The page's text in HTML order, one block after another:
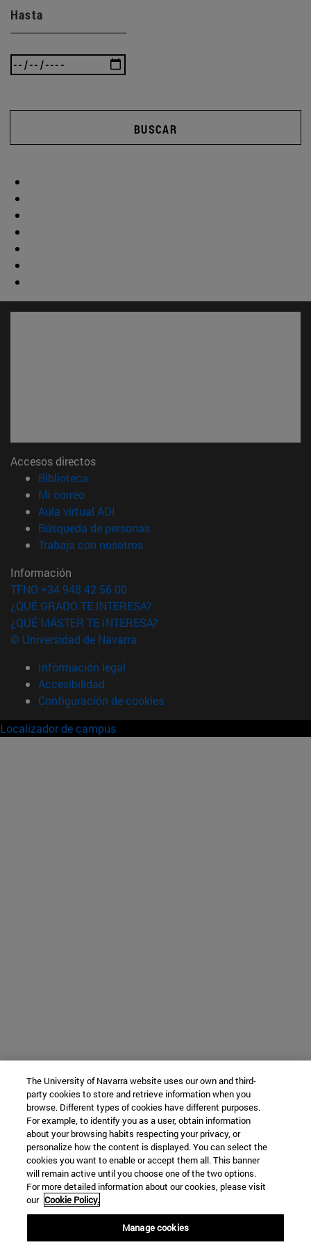
Hasta
BUSCAR
Accesos directos
Biblioteca
Mi correo(abre en nueva ventana)
Aula virtual ADI
Búsqueda de personas(abre en nueva ventana)
Trabaja con nosotros(abre en nueva ventana)
Información
TFNO +34 948 42 56 00
¿QUÉ GRADO TE INTERESA?
¿QUÉ MÁSTER TE INTERESA?
© Universidad de Navarra
Información legal
Accesibilidad
Configuración de cookies
Localizador de campus
The University of Navarra website uses our own and third-
party cookies to store and retrieve information when you
browse. Different types of cookies have different purposes.
For example, to identify you as a user, obtain information
about your browsing habits respecting your privacy, or
personalize how the content is displayed. You can select the
cookies you want to enable or accept them all. This banner
will remain active until you choose one of the two options.
For more detailed information about our cookies, please visit
our Cookie Policy.
Manage cookies